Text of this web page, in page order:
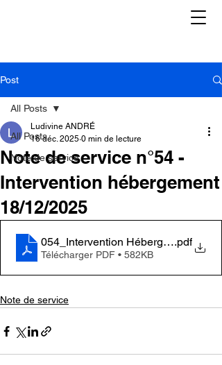
Post
All Posts
Note de service
All Posts
Note de service n°54 -
Intervention hébergement
18/12/2025
Ludivine ANDRÉ
16 déc. 2025 0 min de lecture
054_Intervention Hébergement
.pdf
Télécharger PDF • 582KB
Note de service